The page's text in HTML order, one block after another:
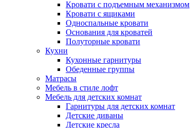
Кровати с подъемным механизмом
Кровати с ящиками
Односпальные кровати
Основания для кроватей
Полуторные кровати
Кухни
Кухонные гарнитуры
Обеденные группы
Матрасы
Мебель в стиле лофт
Мебель для детских комнат
Гарнитуры для детских комнат
Детские диваны
Детские кресла